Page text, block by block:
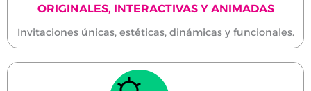
ORIGINALES, INTERACTIVAS Y ANIMADAS
Invitaciones únicas, estéticas, dinámicas y funcionales.